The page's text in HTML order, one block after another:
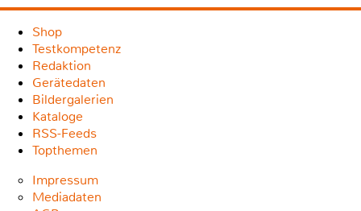
Shop
Testkompetenz
Redaktion
Gerätedaten
Bildergalerien
Kataloge
RSS-Feeds
Topthemen
Impressum
Mediadaten